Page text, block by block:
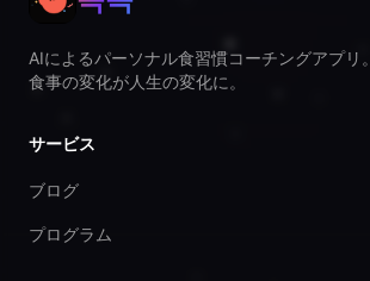
AIによるパーソナル食習慣コーチングアプリ。
食事の変化が人生の変化に。
サービス
ブログ
プログラム